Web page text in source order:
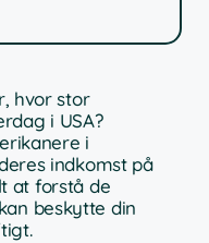
hvor stor
i USA?
i
indkomst på
at forstå de
beskytte din